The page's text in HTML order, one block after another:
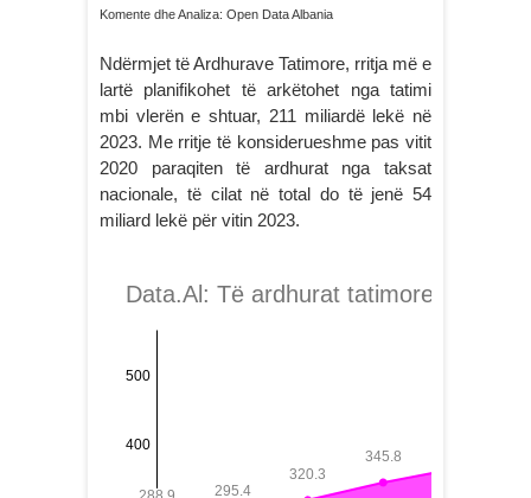
Komente dhe Analiza: Open Data Albania
Ndërmjet të Ardhurave Tatimore, rritja më e
lartë planifikohet të arkëtohet nga tatimi
mbi vlerën e shtuar, 211 miliardë lekë në
2023. Me rritje të konsiderueshme pas vitit
2020 paraqiten të ardhurat nga taksat
nacionale, të cilat në total do të jenë 54
miliard lekë për vitin 2023.